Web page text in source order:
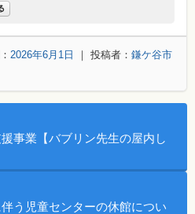
2026年6月1日 ｜ 投稿者： 鎌ケ谷市
ン
事業【バブリン先生の屋内し
う児童センターの休館につい